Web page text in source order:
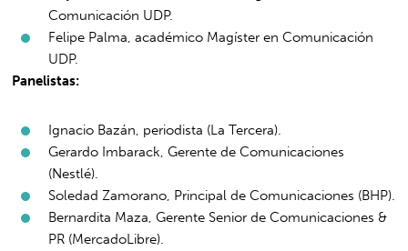
Comunicación UDP.
Felipe Palma, académico Magíster en Comunicación
UDP.
Panelistas:
Ignacio Bazán, periodista (La Tercera).
Gerardo Imbarack, Gerente de Comunicaciones
(Nestlé).
Soledad Zamorano, Principal de Comunicaciones (BHP).
Bernardita Maza, Gerente Senior de Comunicaciones &
PR (MercadoLibre).